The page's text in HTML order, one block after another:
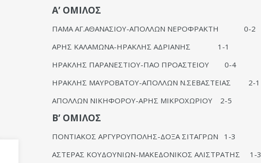
Α’ ΟΜΙΛΟΣ
ΠΑΜΑ ΑΓ.ΑΘΑΝΑΣΙΟΥ-ΑΠΟΛΛΩΝ ΝΕΡΟΦΡΑΚΤΗ 0-2
ΑΡΗΣ ΚΑΛΑΜΩΝΑ-ΗΡΑΚΛΗΣ ΑΔΡΙΑΝΗΣ 1-1
ΗΡΑΚΛΗΣ ΠΑΡΑΝΕΣΤΙΟΥ-ΠΑΟ ΠΡΟΑΣΤΕΙΟΥ 0-4
ΗΡΑΚΛΗΣ ΜΑΥΡΟΒΑΤΟΥ-ΑΠΟΛΛΩΝ Ν.ΣΕΒΑΣΤΕΙΑΣ 2-1
ΑΠΟΛΛΩΝ ΝΙΚΗΦΟΡΟΥ-ΑΡΗΣ ΜΙΚΡΟΧΩΡΙΟΥ 2-5
Β’ ΟΜΙΛΟΣ
ΠΟΝΤΙΑΚΟΣ ΑΡΓΥΡΟΥΠΟΛΗΣ-ΔΟΞΑ ΣΙΤΑΓΡΩΝ 1-3
ΑΣΤΕΡΑΣ ΚΟΥΔΟΥΝΙΩΝ-ΜΑΚΕΔΟΝΙΚΟΣ ΑΛΙΣΤΡΑΤΗΣ 1-3